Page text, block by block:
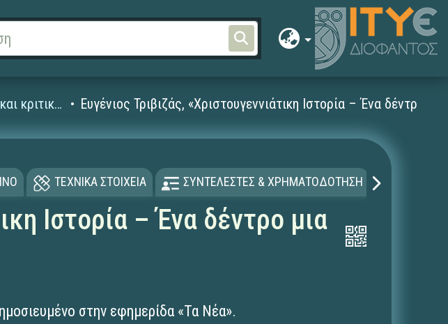
Λογοτεχνικά και κριτικά κείμενα Ευγένιος Τριβιζάς, «Χριστουγεννιάτικη Ιστορία – Ένα δέντρο
ΤΕΧΝΙΚΑ ΣΤΟΙΧΕΙΑ ΣΥΝΤΕΛΕΣΤΕΣ & ΧΡΗΜΑΤΟΔΟΤΗΣΗ
Ιστορία – Ένα δέντρο μια
στην εφημερίδα «Τα Νέα».